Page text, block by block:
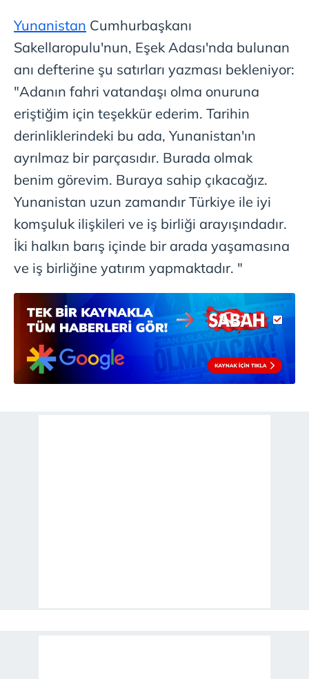
kullanılmaktadır. Diğer çerezler, sitemizin daha işlevsel
kılınması ve kişiselleştirilmesi ve sizlere yönelik
reklam/pazarlama faaliyetlerinin yapılması, amaçlarıyla
sınırlı olarak açık rızanız dahilinde kullanılacaktır.
Çerezlere ilişkin tercihlerinizi aşağıda yer alan panel
vasıtasıyla belirleyebilirsiniz. Çerezlere ilişkin detaylı bilgi
Metnimiziziyaret edebilirsiniz.
6698 sayılı Kişisel Verilerin Korunması Kanunu uyarınca
hazırlanmış Aydınlatma Metnimizi okumak ve sitemizde
ilgili mevzuata uygun olarak kullanılan çerezlerle ilgili bilgi
almak için lütfentıklayınız.
Yunanistan Cumhurbaşkanı
Sakellaropulu'nun, Eşek Adası'nda bulunan
anı defterine şu satırları yazması bekleniyor:
"Adanın fahri vatandaşı olma onuruna
eriştiğim için teşekkür ederim. Tarihin
derinliklerindeki bu ada, Yunanistan'ın
ayrılmaz bir parçasıdır. Burada olmak
benim görevim. Buraya sahip çıkacağız.
Yunanistan uzun zamandır Türkiye ile iyi
komşuluk ilişkileri ve iş birliği arayışındadır.
İki halkın barış içinde bir arada yaşamasına
ve iş birliğine yatırım yapmaktadır. "